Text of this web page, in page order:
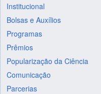
Institucional
Bolsas e Auxílios
Programas
Prêmios
Popularização da Ciência
Comunicação
Parcerias